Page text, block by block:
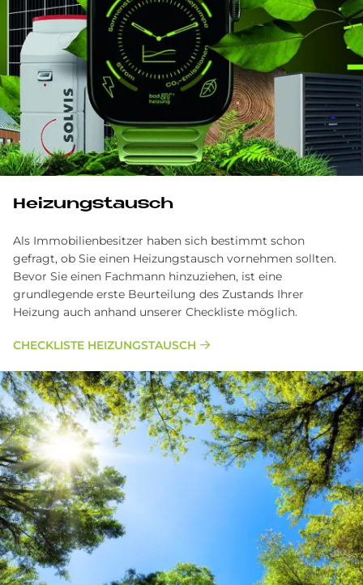
Hei­zungs­tausch
Als Immobilienbesitzer haben sich bestimmt schon
gefragt, ob Sie einen Heizungstausch vornehmen sollten.
Bevor Sie einen Fachmann hinzuziehen, ist eine
grundlegende erste Beurteilung des Zustands Ihrer
Heizung auch anhand unserer Checkliste möglich.
CHECKLISTE HEIZUNGSTAUSCH